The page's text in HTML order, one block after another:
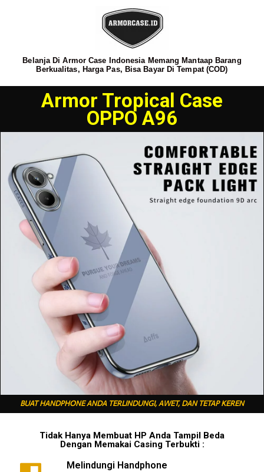
Belanja Di Armor Case Indonesia Memang Mantaap Barang
Berkualitas, Harga Pas, Bisa Bayar Di Tempat (COD)
Armor Tropical Case
OPPO A96
BUAT HANDPHONE ANDA TERLINDUNGI, AWET, DAN TETAP KEREN
Tidak Hanya Membuat HP Anda Tampil Beda
Dengan Memakai Casing Terbukti :
Melindungi Handphone